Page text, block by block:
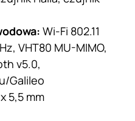
Wi-Fi 802.11
VHT80 MU-MIMO,
v5.0,
Galileo
5,5 mm